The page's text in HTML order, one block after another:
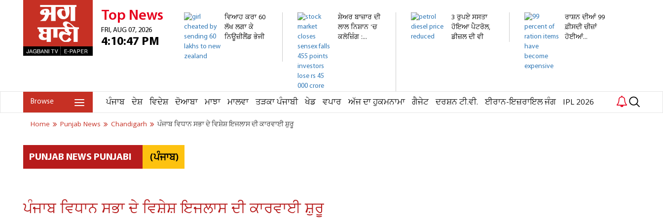
Top News
FRI, AUG 07, 2026
4:10:47 PM
ਵਿਆਹ ਕਰਾ 60
ਲੱਖ ਲਗਾ ਕੇ
ਨਿਊਜ਼ੀਲੈਂਡ ਭੇਜੀ
ਸ਼ੇਅਰ ਬਾਜ਼ਾਰ ਦੀ
ਲਾਲ ਨਿਸ਼ਾਨ 'ਚ
ਕਲੋਜ਼ਿੰਗ :...
3 ਰੁਪਏ ਸਸਤਾ
ਹੋਇਆ ਪੈਟਰੋਲ,
ਡੀਜ਼ਲ ਦੀ ਵੀ
ਰਾਸ਼ਨ ਦੀਆਂ 99
ਫ਼ੀਸਦੀ ਚੀਜ਼ਾਂ
ਹੋਈਆਂ...
Browse ਪੰਜਾਬ ਦੇਸ਼ ਵਿਦੇਸ਼ ਦੋਆਬਾ ਮਾਝਾ ਮਾਲਵਾ ਤੜਕਾ ਪੰਜਾਬੀ ਖੇਡ ਵਪਾਰ ਅੱਜ ਦਾ ਹੁਕਮਨਾਮਾ ਗੈਜੇਟ ਦਰਸ਼ਨ ਟੀ.ਵੀ. ਈਰਾਨ-ਇਜ਼ਰਾਇਲ ਜੰਗ IPL 2026
Home Punjab News Chandigarh ਪੰਜਾਬ ਵਿਧਾਨ ਸਭਾ ਦੇ ਵਿਸ਼ੇਸ਼ ਇਜਲਾਸ ਦੀ ਕਾਰਵਾਈ ਸ਼ੁਰੂ
PUNJAB NEWS PUNJABI (ਪੰਜਾਬ)
ਪੰਜਾਬ ਵਿਧਾਨ ਸਭਾ ਦੇ ਵਿਸ਼ੇਸ਼ ਇਜਲਾਸ ਦੀ ਕਾਰਵਾਈ ਸ਼ੁਰੂ